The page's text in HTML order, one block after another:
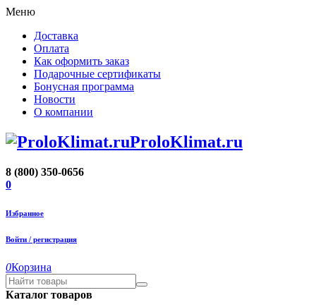
Меню
Доставка
Оплата
Как оформить заказ
Подарочные сертификаты
Бонусная программа
Новости
О компании
ProloKlimat.ru
8 (800) 350-0656
0
Избранное
Войти / регистрация
0Корзина
Каталог товаров